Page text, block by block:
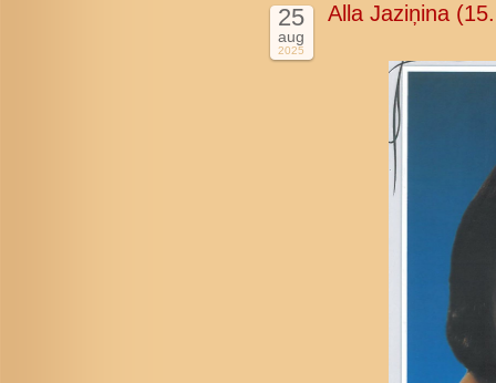
25
aug
2025
Alla Jaziņina